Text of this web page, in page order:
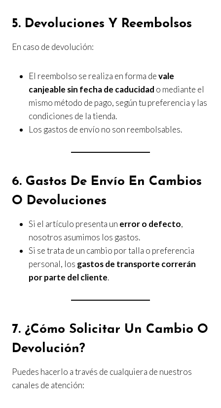
5. Devoluciones Y Reembolsos
En caso de devolución:
El reembolso se realiza en forma devale
canjeable sin fecha de caducidad o mediante el
mismo método de pago, según tu preferencia y las
condiciones de la tienda.
Los gastos de envío no son reembolsables.
6. Gastos De Envío En Cambios
O Devoluciones
Si el artículo presenta un error o defecto,
nosotros asumimos los gastos.
Si se trata de un cambio por talla o preferencia
personal, los gastos de transporte correrán
por parte del cliente.
7. ¿Cómo Solicitar Un Cambio O
Devolución?
Puedes hacerlo a través de cualquiera de nuestros
canales de atención: